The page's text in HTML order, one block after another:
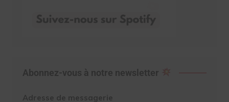
Abonnez-vous à notre newsletter
Adresse de messagerie